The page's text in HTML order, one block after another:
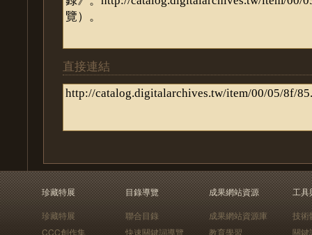
直接連結
珍藏特展
珍藏特展
CCC創作集
目錄導覽
聯合目錄
快速關鍵詞導覽
成果網站資源
成果網站資源庫
教育學習
工具
技術
關鍵